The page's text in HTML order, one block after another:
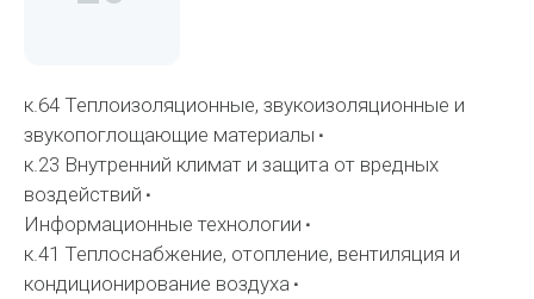
к.64 Теплоизоляционные, звукоизоляционные и
звукопоглощающие материалы
к.23 Внутренний климат и защита от вредных
воздействий
Информационные технологии
к.41 Теплоснабжение, отопление, вентиляция и
кондиционирование воздуха